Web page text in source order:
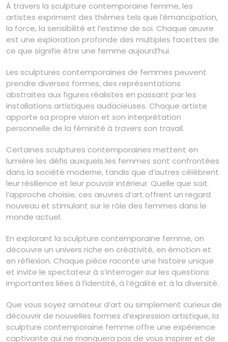
À travers la sculpture contemporaine femme, les
artistes expriment des thèmes tels que l’émancipation,
la force, la sensibilité et l’estime de soi. Chaque œuvre
est une exploration profonde des multiples facettes de
ce que signifie être une femme aujourd’hui.
Les sculptures contemporaines de femmes peuvent
prendre diverses formes, des représentations
abstraites aux figures réalistes en passant par les
installations artistiques audacieuses. Chaque artiste
apporte sa propre vision et son interprétation
personnelle de la féminité à travers son travail.
Certaines sculptures contemporaines mettent en
lumière les défis auxquels les femmes sont confrontées
dans la société moderne, tandis que d’autres célèbrent
leur résilience et leur pouvoir intérieur. Quelle que soit
l’approche choisie, ces œuvres d’art offrent un regard
nouveau et stimulant sur le rôle des femmes dans le
monde actuel.
En explorant la sculpture contemporaine femme, on
découvre un univers riche en créativité, en émotion et
en réflexion. Chaque pièce raconte une histoire unique
et invite le spectateur à s’interroger sur les questions
importantes liées à l’identité, à l’égalité et à la diversité.
Que vous soyez amateur d’art ou simplement curieux de
découvrir de nouvelles formes d’expression artistique, la
sculpture contemporaine femme offre une expérience
captivante qui ne manquera pas de vous inspirer et de